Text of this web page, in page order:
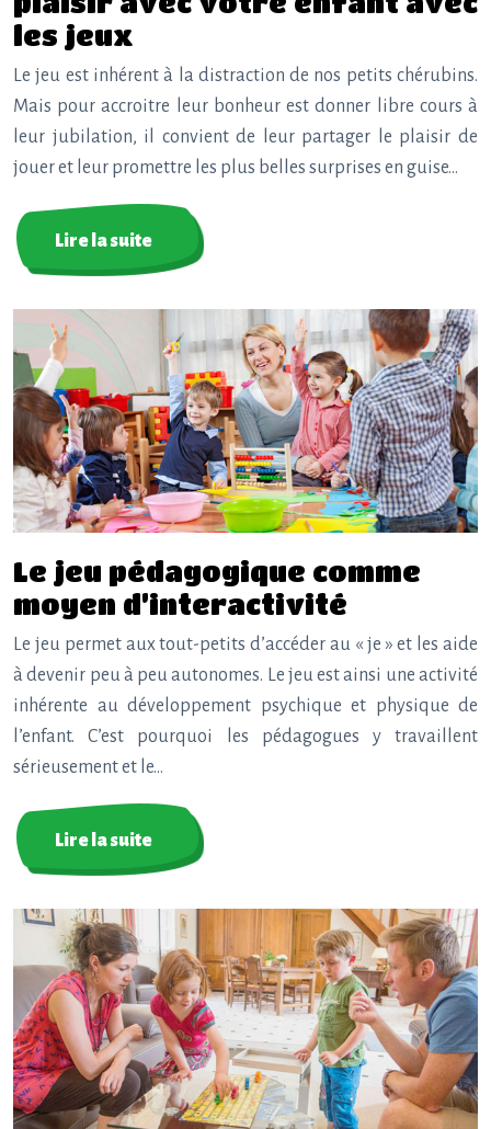
les jeux
Le jeu est inhérent à la distraction de nos petits chérubins.
Mais pour accroitre leur bonheur est donner libre cours à
leur jubilation, il convient de leur partager le plaisir de
jouer et leur promettre les plus belles surprises en guise…
Lire la suite
Le jeu pédagogique comme
moyen d’interactivité
Le jeu permet aux tout-petits d’accéder au « je » et les aide
à devenir peu à peu autonomes. Le jeu est ainsi une activité
inhérente au développement psychique et physique de
l’enfant. C’est pourquoi les pédagogues y travaillent
sérieusement et le…
Lire la suite